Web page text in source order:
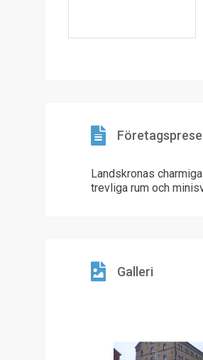
Landskronas
trevliga rum och
Galleri